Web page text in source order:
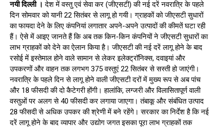
नयी दिल्‍ली । देश में वस्‍तु एवं सेवा कर (जीएसटी) की नई दरें नवरात्रि के पहले
दिन सोमवार को यानी 22 सितंबर से लागू हो गयी। ग्राहकों को जीएसटी सुधारों
का फायदा देने के लिए कंपनियां लगातार अपने-अपने उत्पादों की कीमतें घटा रही
हैं। ऐसे में आइए जानते हैं कि अब तक किन-किन कंपनियों ने जीएसटी सुधारों का
लाभ ग्राहकों को देने का ऐलान किया है। जीएसटी की नई दरें लागू होने के बाद
रसोई में इस्तेमाल होने वाले सामान से लेकर इलेक्ट्रॉनिक्स, दवाइयां और
उपकरणों और वाहन तक लगभग 375 वस्तुएं 22 सितंबर से सस्ती हो जाएंगी।
नवरात्रि के पहले दिन से लागू होने वाली जीएसटी दरों में मुख्य रूप से अब पांच
और 18 फीसदी की दो कैटेगरी होंगी। हालांकि, लग्जरी और विलासितापूर्ण वाली
वस्तुओं पर अलग से 40 फीसदी कर लगाया जाएगा। तंबाकू और संबंधित उत्पाद
28 फीसदी से अधिक उपकर की श्रेणी में बने रहेंगे। सरकार का निर्देश है कि नई
दरें लागू होने के बाद व्यापार और उद्योग जगत इसका पूरा लाभ ग्राहकों तक